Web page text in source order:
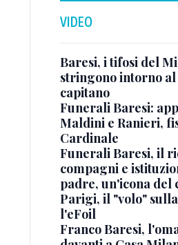
VIDEO
Baresi, i tifosi del
stringono intorno
capitano
Funerali Baresi:
Maldini e Ranieri,
Cardinale
Funerali Baresi, il
compagni e
padre, un'icona del
Parigi, il "volo"
l'eFoil
Franco Baresi,